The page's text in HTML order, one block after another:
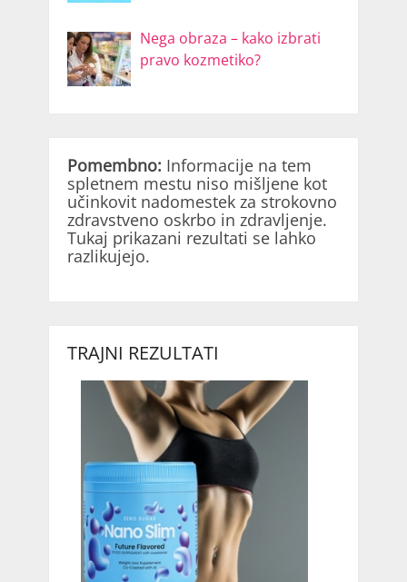
Nega obraza – kako izbrati
pravo kozmetiko?
Pomembno: Informacije na tem
spletnem mestu niso mišljene kot
učinkovit nadomestek za strokovno
zdravstveno oskrbo in zdravljenje.
Tukaj prikazani rezultati se lahko
razlikujejo.
TRAJNI REZULTATI